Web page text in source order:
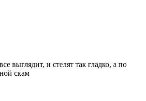
выглядит, и стелят так гладко, а по
скам